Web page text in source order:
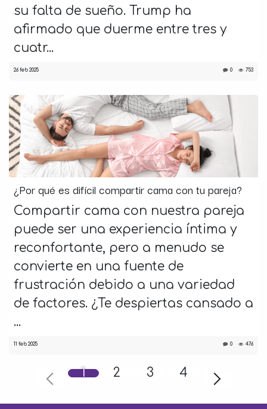
su falta de sueño. Trump ha
afirmado que duerme entre tres y
cuatr...
26 feb 2025 0 753
¿Por qué es difícil compartir cama con tu pareja?
Compartir cama con nuestra pareja
puede ser una experiencia íntima y
reconfortante, pero a menudo se
convierte en una fuente de
frustración debido a una variedad
de factores. ¿Te despiertas cansado a
...
11 feb 2025 0 476
1 2 3 4